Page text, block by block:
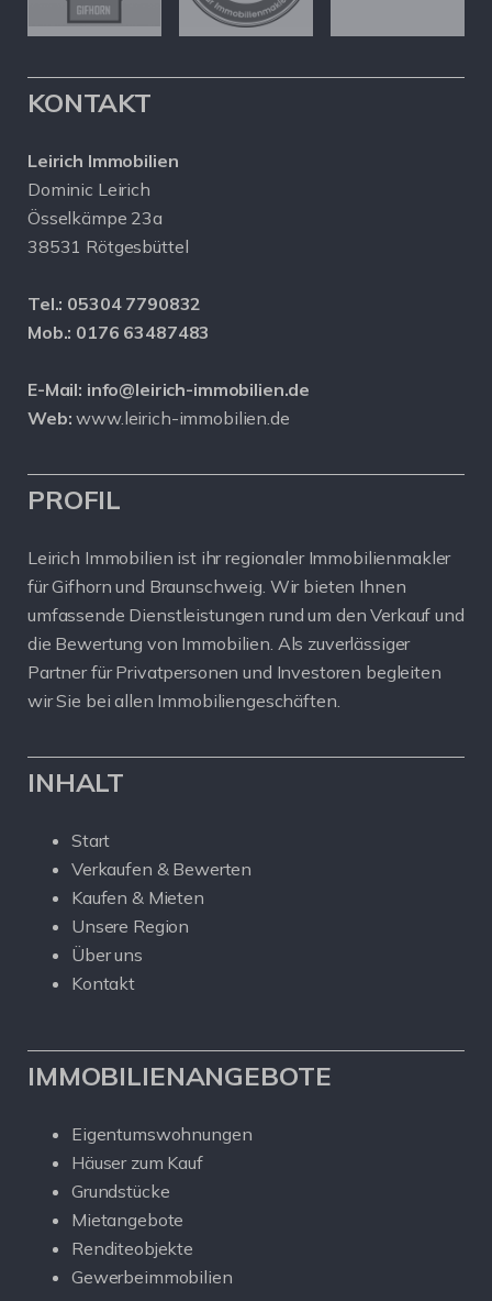
KONTAKT
Leirich Immobilien
Dominic Leirich
Össelkämpe 23a
38531 Rötgesbüttel
Tel.: 05304 7790832
Mob.: 0176 63487483
E-Mail: info@leirich-immobilien.de
Web: www.leirich-immobilien.de
PROFIL
Leirich Immobilien ist ihr regionaler Immobilienmakler
für Gifhorn und Braunschweig. Wir bieten Ihnen
umfassende Dienstleistungen rund um den Verkauf und
die Bewertung von Immobilien. Als zuverlässiger
Partner für Privatpersonen und Investoren begleiten
wir Sie bei allen Immobiliengeschäften.
INHALT
Start
Verkaufen & Bewerten
Kaufen & Mieten
Unsere Region
Über uns
Kontakt
IMMOBILIENANGEBOTE
Eigentumswohnungen
Häuser zum Kauf
Grundstücke
Mietangebote
Renditeobjekte
Gewerbeimmobilien